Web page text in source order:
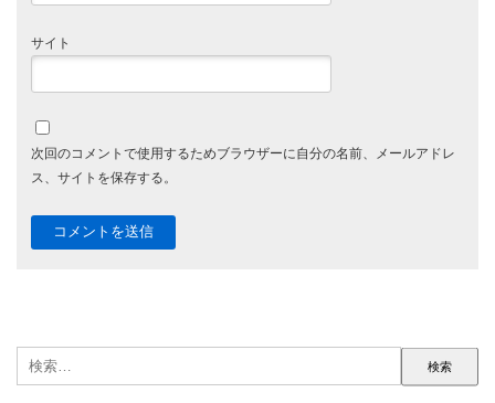
サイト
次回のコメントで使用するためブラウザーに自分の名前、メールアドレ
ス、サイトを保存する。
索: